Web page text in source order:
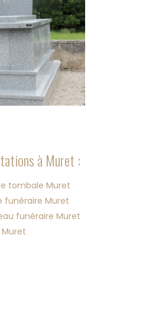
à Muret :
tombale Muret
funéraire Muret
funéraire Muret